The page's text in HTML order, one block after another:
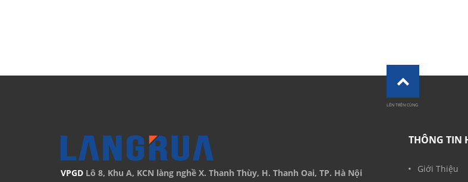
VPGD Lô 8, Khu A, KCN làng nghề X. Thanh Thùy, H. Thanh Oai, TP. Hà Nội
THÔNG TIN
Giới Thiệu
LÊN TRÊN CÙNG